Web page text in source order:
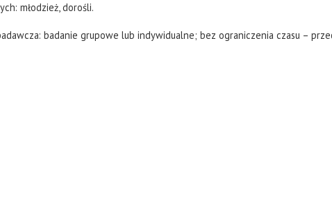
młodzież, dorośli.
badanie grupowe lub indywidualne; bez ograniczenia czasu –